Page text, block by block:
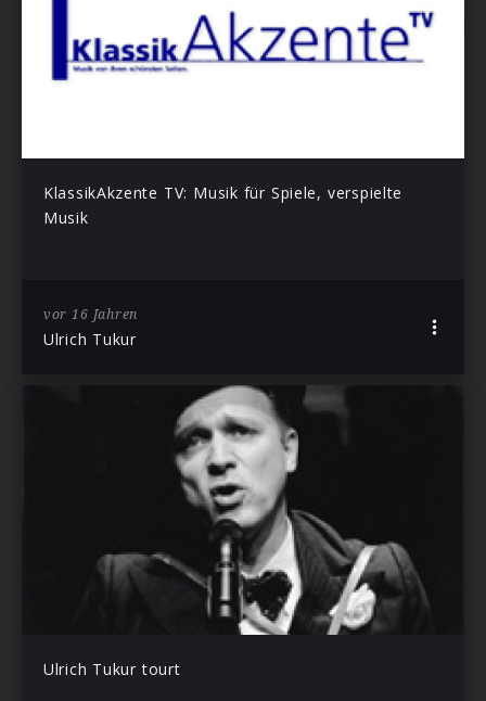
KlassikAkzente TV: Musik für Spiele, verspielte
Musik
vor 16 Jahren
Ulrich Tukur
Ulrich Tukur tourt